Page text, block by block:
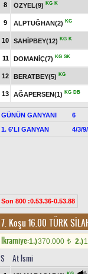
8 ÖZYEL(9) KG K
9 ALPTUĞHAN(2) KG
10 SAHİPBEY(12) KG K
11 DOMANİÇ(7) KG SK
12 BERATBEY(5) KG
13 AĞAPERSEN(1) KG DB
GÜNÜN GANYANI 6
1. 6'LI GANYAN
4/3/
Son 800 :0.53.36-0.53.88
7. Koşu 16.00 TÜRK
Ikramiye:1.)370.000 t 2.)
S At İsmi